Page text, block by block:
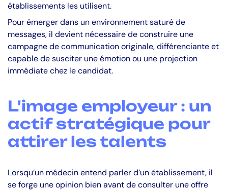
établissements les utilisent.
Pour émerger dans un environnement saturé de
messages, il devient nécessaire de construire une
campagne de communication originale, différenciante et
capable de susciter une émotion ou une projection
immédiate chez le candidat.
L'image employeur : un
actif stratégique pour
attirer les talents
Lorsqu’un médecin entend parler d’un établissement, il
se forge une opinion bien avant de consulter une offre